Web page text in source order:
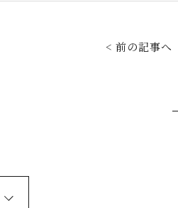
< 前の記事へ